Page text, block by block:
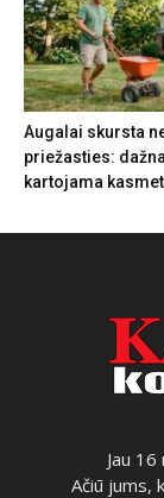
Augalai skursta
priežasties:
kartojama kasmet
Jau
Ačiū jums,